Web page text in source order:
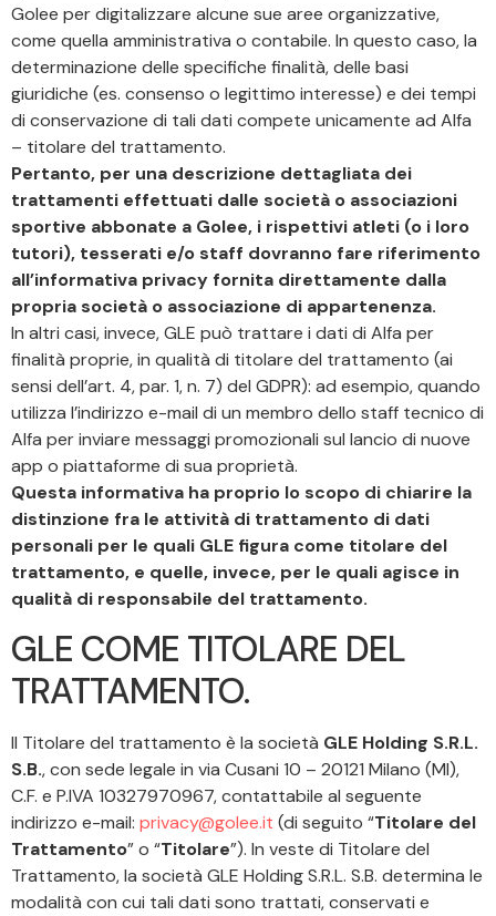
Golee per digitalizzare alcune sue aree organizzative,
come quella amministrativa o contabile. In questo caso, la
determinazione delle specifiche finalità, delle basi
giuridiche (es. consenso o legittimo interesse) e dei tempi
di conservazione di tali dati compete unicamente ad Alfa
– titolare del trattamento.
Pertanto, per una descrizione dettagliata dei
trattamenti effettuati dalle società o associazioni
sportive abbonate a Golee, i rispettivi atleti (o i loro
tutori), tesserati e/o staff dovranno fare riferimento
all’informativa privacy fornita direttamente dalla
propria società o associazione di appartenenza.
In altri casi, invece, GLE può trattare i dati di Alfa per
finalità proprie, in qualità di titolare del trattamento (ai
sensi dell’art. 4, par. 1, n. 7) del GDPR): ad esempio, quando
utilizza l’indirizzo e-mail di un membro dello staff tecnico di
Alfa per inviare messaggi promozionali sul lancio di nuove
app o piattaforme di sua proprietà.
Questa informativa ha proprio lo scopo di chiarire la
distinzione fra le attività di trattamento di dati
personali per le quali GLE figura come titolare del
trattamento, e quelle, invece, per le quali agisce in
qualità di responsabile del trattamento.
GLE COME TITOLARE DEL
TRATTAMENTO.
Il Titolare del trattamento è la società GLE Holding S.R.L.
S.B., con sede legale in via Cusani 10 – 20121 Milano (MI),
C.F. e P.IVA 10327970967, contattabile al seguente
indirizzo e-mail: privacy@golee.it (di seguito “Titolare del
Trattamento” o “Titolare”). In veste di Titolare del
Trattamento, la società GLE Holding S.R.L. S.B. determina le
modalità con cui tali dati sono trattati, conservati e